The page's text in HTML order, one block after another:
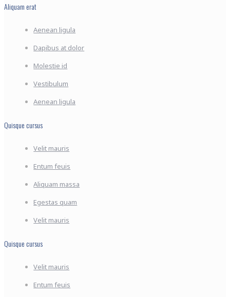
Aliquam erat
Aenean ligula
Dapibus at dolor
Molestie id
Vestibulum
Aenean ligula
Quisque cursus
Velit mauris
Entum feuis
Aliquam massa
Egestas quam
Velit mauris
Quisque cursus
Velit mauris
Entum feuis